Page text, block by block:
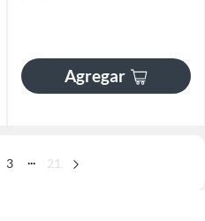
Agregar
3 ... 21